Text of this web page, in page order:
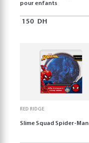
pour enfants
150 DH
RED RIDGE
Slime Squad Spider-Man